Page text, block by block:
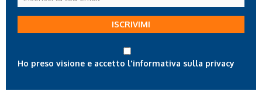
la
tua
ISCRIVIMI
Ho preso visione e accetto l'informativa sulla privacy